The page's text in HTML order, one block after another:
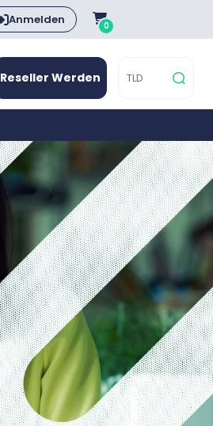
Anmelden 0
Reseller Werden